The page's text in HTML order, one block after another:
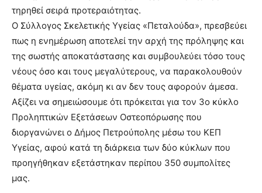
τηρηθεί σειρά προτεραιότητας.
Ο Σύλλογος Σκελετικής Υγείας «Πεταλούδα», πρεσβεύει
πως η ενημέρωση αποτελεί την αρχή της πρόληψης και
της σωστής αποκατάστασης και συμβουλεύει τόσο τους
νέους όσο και τους μεγαλύτερους, να παρακολουθούν
θέματα υγείας, ακόμη κι αν δεν τους αφορούν άμεσα.
Αξίζει να σημειώσουμε ότι πρόκειται για τον 3ο κύκλο
Προληπτικών Εξετάσεων Οστεοπόρωσης που
διοργανώνει ο Δήμος Πετρούπολης μέσω του ΚΕΠ
Υγείας, αφού κατά τη διάρκεια των δύο κύκλων που
προηγήθηκαν εξετάστηκαν περίπου 350 συμπολίτες
μας.